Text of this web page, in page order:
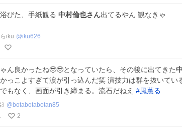
びた、手紙観る 中村倫也さん出てるやん 観なきゃ
iku @iku626
ん良かったね🥹🥹となっていたら、その後に出てきた
っこよすぎて涙が引っ込んだ笑 演技力は群を抜いてい
もなく、画面が引き締まる。流石だねえ #風薫る
@ botabotabotan85
2